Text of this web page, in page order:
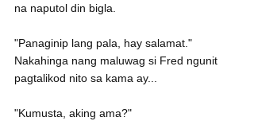
na naputol din bigla.
"Panaginip lang pala, hay salamat."
Nakahinga nang maluwag si Fred ngunit
pagtalikod nito sa kama ay...
"Kumusta, aking ama?"